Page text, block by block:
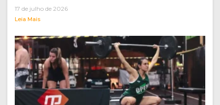
17 de julho de 2026
Leia Mais